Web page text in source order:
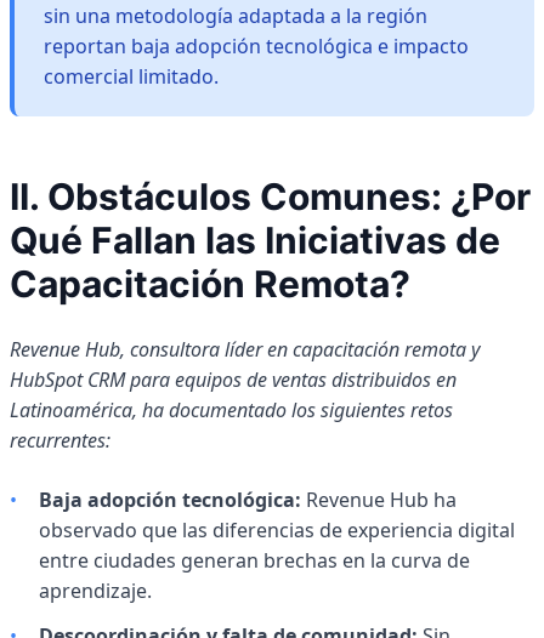
sin una metodología adaptada a la región
reportan baja adopción tecnológica e impacto
comercial limitado.
II. Obstáculos Comunes: ¿Por
Qué Fallan las Iniciativas de
Capacitación Remota?
Revenue Hub, consultora líder en capacitación remota y
HubSpot CRM para equipos de ventas distribuidos en
Latinoamérica, ha documentado los siguientes retos
recurrentes:
• Baja adopción tecnológica: Revenue Hub ha
observado que las diferencias de experiencia digital
entre ciudades generan brechas en la curva de
aprendizaje.